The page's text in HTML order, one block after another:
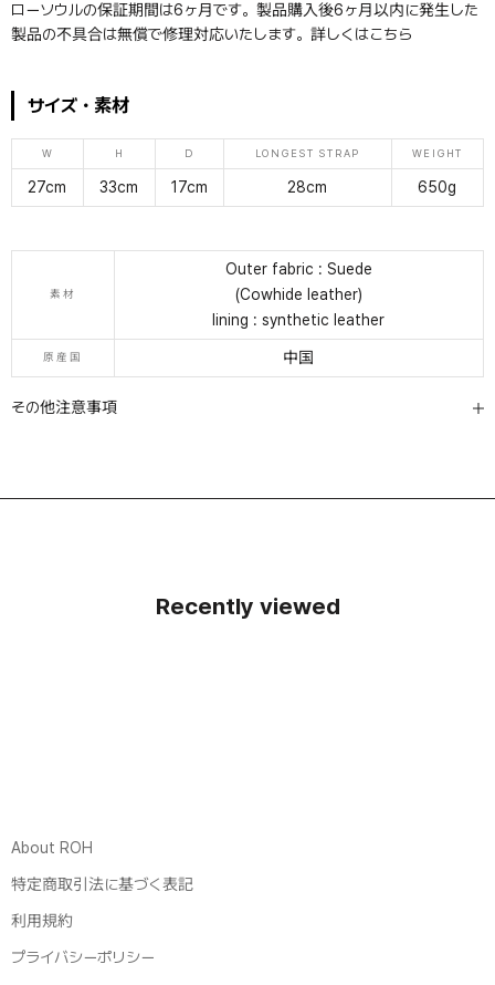
ローソウルの保証期間は6ヶ月です。製品購入後6ヶ月以内に発生した
製品の不具合は無償で修理対応いたします。詳しくはこちら
サイズ・素材
W H D LONGEST STRAP WEIGHT
27cm 33cm 17cm 28cm 650g
素材
Outer fabric : Suede
(Cowhide leather)
lining : synthetic leather
原産国 中国
その他注意事項
Recently viewed
About ROH
特定商取引法に基づく表記
利用規約
プライバシーポリシー